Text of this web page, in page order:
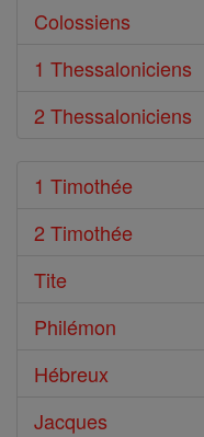
Colossiens
1 Thessaloniciens
2 Thessaloniciens
1 Timothée
2 Timothée
Tite
Philémon
Hébreux
Jacques